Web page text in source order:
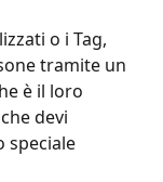
o i Tag,
tramite un
è il loro
devi
speciale